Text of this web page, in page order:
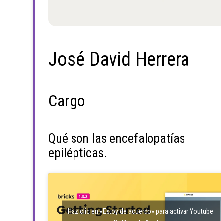
José David Herrera
Cargo
Qué son las encefalopatías
epilépticas.
Haz clic en «Estoy de acuerdo» para activar Youtube